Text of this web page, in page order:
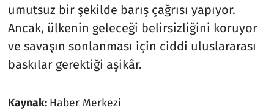
umutsuz bir şekilde barış çağrısı yapıyor.
Ancak, ülkenin geleceği belirsizliğini koruyor
ve savaşın sonlanması için ciddi uluslararası
baskılar gerektiği aşikâr.
Kaynak: Haber Merkezi